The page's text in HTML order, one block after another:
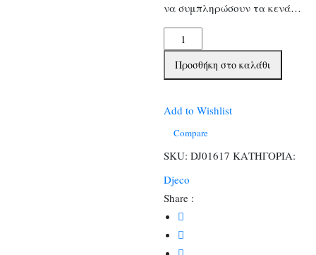
να συμπληρώσουν τα κενά…
Djeco
ξύλινο
εκπαιδευτικό
αντιστοίχισης
χρωμάτων
ποσότητα
Προσθήκη στο καλάθι
Add to Wishlist
Compare
SKU: DJ01617 ΚΑΤΗΓΟΡΙΑ:
Djeco
Share :